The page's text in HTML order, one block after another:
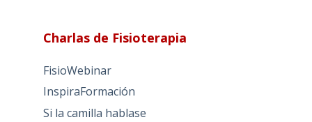
Charlas de Fisioterapia
FisioWebinar
InspiraFormación
Si la camilla hablase